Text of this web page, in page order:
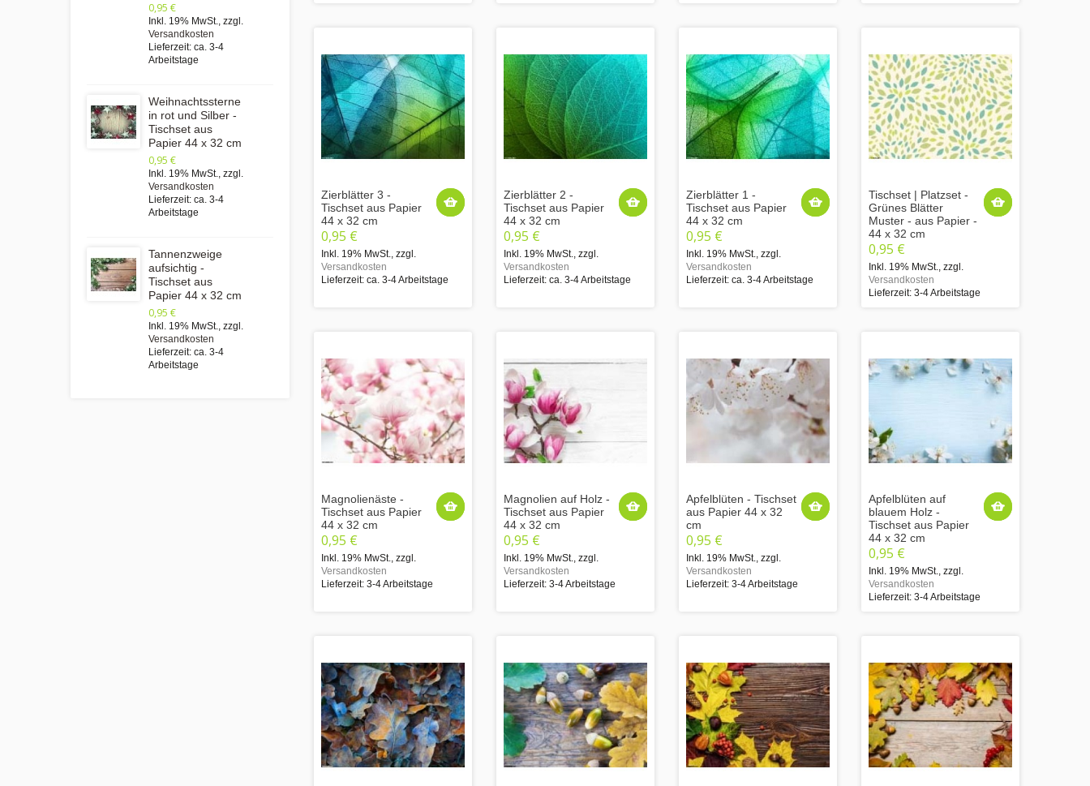
Zierblätter 3 -
Tischset aus Papier
44 x 32 cm
0,95 €
Inkl. 19% MwSt. zzgl.
Versandkosten
Lieferzeit: ca. 3-4 Arbeitstage
Zierblätter 2 -
Tischset aus Papier
44 x 32 cm
0,95 €
Inkl. 19% MwSt. zzgl.
Versandkosten
Lieferzeit: ca. 3-4 Arbeitstage
Zierblätter 1 -
Tischset aus Papier
44 x 32 cm
0,95 €
Inkl. 19% MwSt. zzgl.
Versandkosten
Lieferzeit: ca. 3-4 Arbeitstage
Tischset | Platzset -
Grünes Blätter
Muster - aus Papier -
44 x 32 cm
0,95 €
Inkl. 19% MwSt. zzgl.
Versandkosten
Lieferzeit: 3-4 Arbeitstage
Magnolienäste -
Tischset aus Papier
44 x 32 cm
0,95 €
Inkl. 19% MwSt. zzgl.
Versandkosten
Lieferzeit: 3-4 Arbeitstage
Magnolien auf Holz -
Tischset aus Papier
44 x 32 cm
0,95 €
Inkl. 19% MwSt. zzgl.
Versandkosten
Lieferzeit: 3-4 Arbeitstage
Apfelblüten - Tischset
aus Papier 44 x 32
cm
0,95 €
Inkl. 19% MwSt. zzgl.
Versandkosten
Lieferzeit: 3-4 Arbeitstage
Apfelblüten auf
blauem Holz -
Tischset aus Papier
44 x 32 cm
0,95 €
Inkl. 19% MwSt. zzgl.
Versandkosten
Lieferzeit: 3-4 Arbeitstage
0,95 €
Inkl. 19% MwSt., zzgl.
Versandkosten
Lieferzeit: ca. 3-4
Arbeitstage
Weihnachtssterne
in rot und Silber -
Tischset aus
Papier 44 x 32 cm
0,95 €
Inkl. 19% MwSt., zzgl.
Versandkosten
Lieferzeit: ca. 3-4
Arbeitstage
Tannenzweige
aufsichtig -
Tischset aus
Papier 44 x 32 cm
0,95 €
Inkl. 19% MwSt., zzgl.
Versandkosten
Lieferzeit: ca. 3-4
Arbeitstage